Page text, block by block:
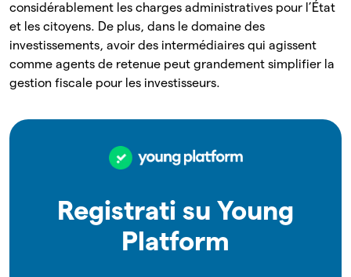
considérablement les charges administratives pour l’État
et les citoyens. De plus, dans le domaine des
investissements, avoir des intermédiaires qui agissent
comme agents de retenue peut grandement simplifier la
gestion fiscale pour les investisseurs.
Registrati su Young
Platform